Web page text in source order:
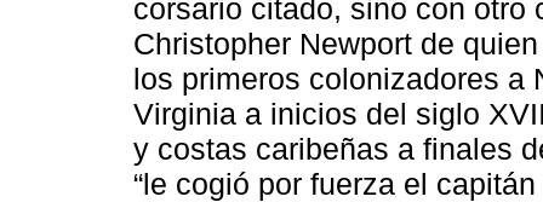
corsario citado, sino con otro
Christopher Newport de
los primeros colonizadores a
Virginia a inicios del siglo
y costas caribeñas a finales
“le cogió por fuerza el